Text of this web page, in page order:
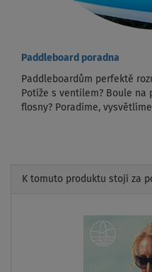
Paddleboard poradna
Paddleboardům perfektě
Potíže s ventilem? Boule na
flosny? Poradíme,
K tomuto produktu stojí za